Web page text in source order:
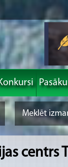
centrs